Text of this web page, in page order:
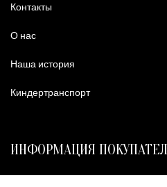
Контакты
О нас
Наша история
Киндертранспорт
ИНФОРМАЦИЯ